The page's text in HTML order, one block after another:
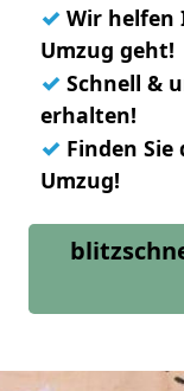
✓ Wir helfen
Umzug geht!
✓ Schnell &
erhalten!
✓ Finden
Umzug!